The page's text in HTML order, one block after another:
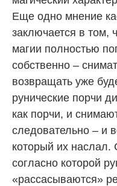
Еще одно мнение
заключается в том,
магии полностью
собственно –
возвращать уже
рунические порчи
как порчи, и
следовательно – и
который их наслал.
согласно которой
«рассасываются»